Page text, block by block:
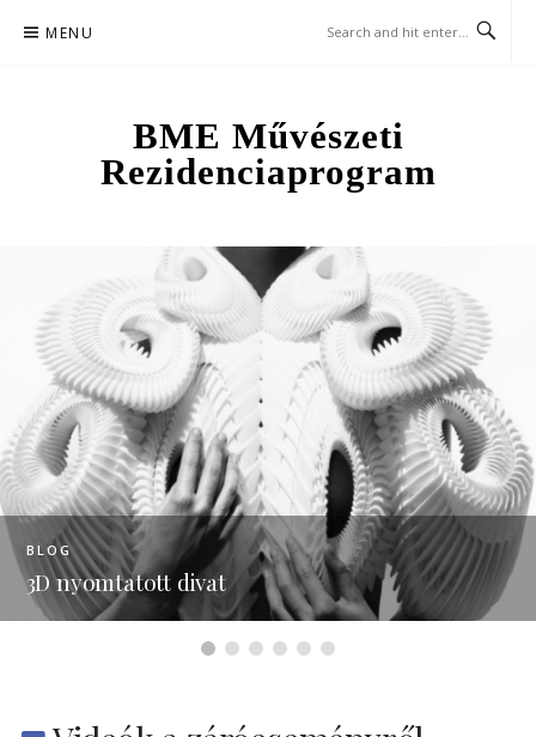
MENU
BME Művészeti
Rezidenciaprogram
BLOG
Tomás Saraceno – Biospheres